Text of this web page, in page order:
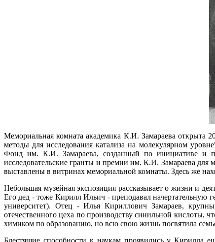
Мемориальная комната академика К.И. Замараева открыта
методы для исследования катализа на молекулярном
Фонд им. К.И. Замараева, созданный по инициативе и
исследовательские гранты и премии им. К.И. Замараева
выставлены в витринах мемориальной комнаты. Здесь же
Небольшая музейная экспозиция рассказывает о жизни и
Его дед - тоже Кирилл Ильич - преподавал начертательную
университет). Отец - Илья Кириллович Замараев,
отечественного цеха по производству синильной кислоты,
химиком по образованию, но всю свою жизнь посвятила